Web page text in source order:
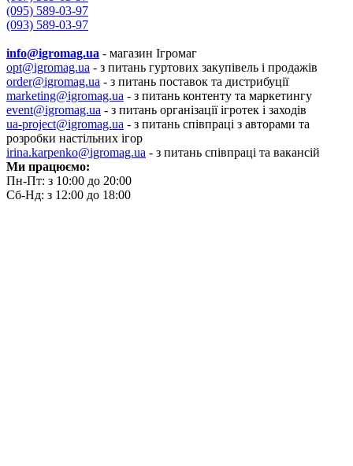
(095) 589-03-97
(093) 589-03-97
info@igromag.ua - магазин Ігромаг
opt@igromag.ua - з питань гуртових закупівель і продажів
order@igromag.ua - з питань поставок та дистрибуції
marketing@igromag.ua - з питань контенту та маркетингу
event@igromag.ua - з питань організації ігротек і заходів
ua-project@igromag.ua - з питань співпраці з авторами та
розробки настільних ігор
irina.karpenko@igromag.ua - з питань співпраці та вакансій
Ми працюємо:
Пн-Пт: з 10:00 до 20:00
Сб-Нд: з 12:00 до 18:00